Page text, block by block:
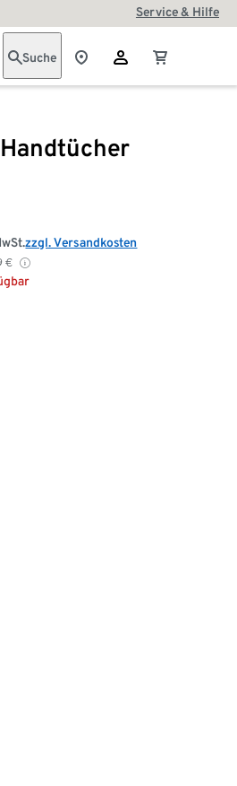
Service & Hilfe
Suche
€
zzgl. Versandkosten